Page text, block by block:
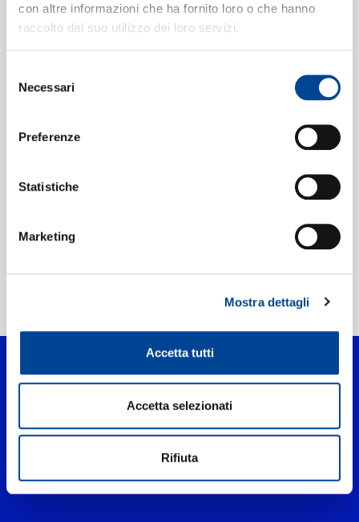
con altre informazioni che ha fornito loro o che hanno
raccolto dal suo utilizzo dei loro servizi.
delNecessari
Preferenze
Statistiche
Marketing
Mostra dettagli
Accetta tutti
Accetta selezionati
Rifiuta
Data di pubblicazione:
Wu Zhi Lian
NEWSLETTER